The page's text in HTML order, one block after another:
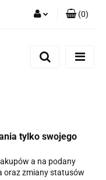
Zarejestruj się
(0)
tylko swojego
a na podany
oraz zmiany statusów